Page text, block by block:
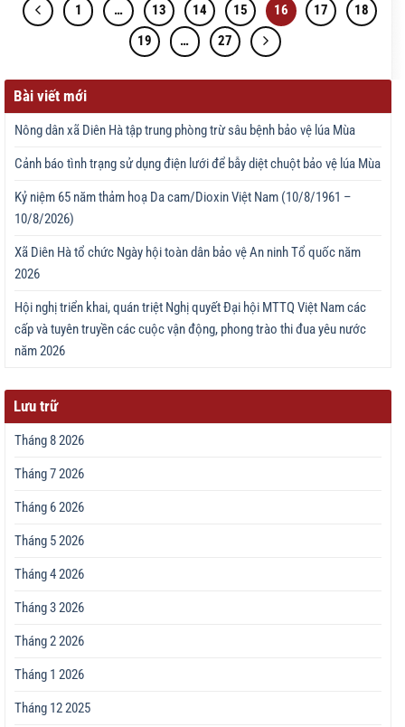
1 … 13 14 15 16 17
18
19
… 27
Bài viết mới
Nông dân xã Diên Hà tập trung phòng trừ sâu bệnh bảo vệ lúa Mùa
Cảnh báo tình trạng sử dụng điện lưới để bẫy diệt chuột bảo vệ lúa Mùa
Kỷ niệm 65 năm thảm hoạ Da cam/Dioxin Việt Nam (10/8/1961 –
10/8/2026)
Xã Diên Hà tổ chức Ngày hội toàn dân bảo vệ An ninh Tổ quốc năm
2026
Hội nghị triển khai, quán triệt Nghị quyết Đại hội MTTQ Việt Nam các
cấp và tuyên truyền các cuộc vận động, phong trào thi đua yêu nước
năm 2026
Lưu trữ
Tháng 8 2026
Tháng 7 2026
Tháng 6 2026
Tháng 5 2026
Tháng 4 2026
Tháng 3 2026
Tháng 2 2026
Tháng 1 2026
Tháng 12 2025